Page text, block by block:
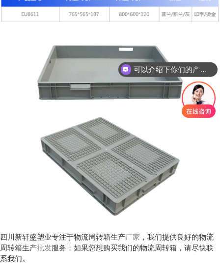
四川新轩盛塑业专注于物流周转箱生产厂家 ，我们提供良好的物流
周转箱生产批发服务；如果您想购买我们的物流周转箱 ，请尽快联
系我们。
可以介绍下你们的产品么？